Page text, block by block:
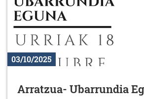
03/10/2025
Arratzua- Ubarrundia